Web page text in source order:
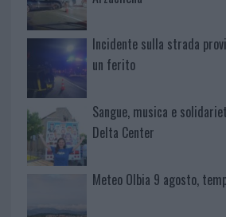
Incidente sulla strada
un ferito
Sangue, musica e
Delta Center
Meteo Olbia 9 agosto,